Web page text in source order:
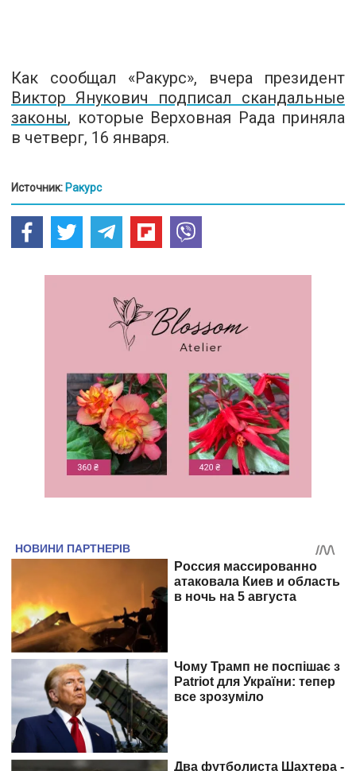
Как сообщал «Ракурс», вчера президент
Виктор Янукович подписал скандальные
законы, которые Верховная Рада приняла
в четверг, 16 января.
Источник: Ракурс